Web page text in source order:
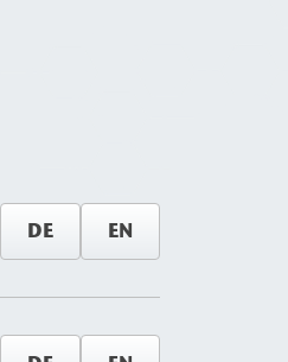
DE EN